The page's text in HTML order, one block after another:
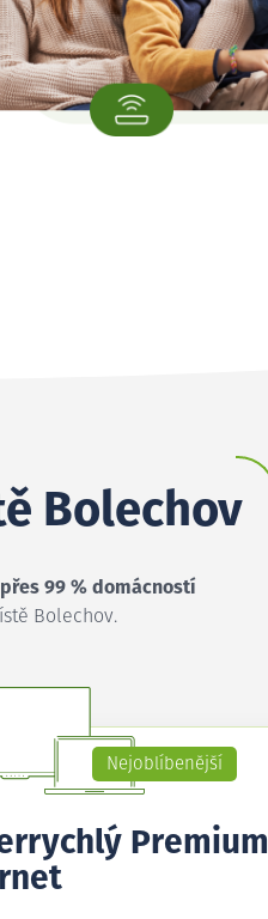
Bolechov
99 % domácností
Bolechov.
Nejoblíbenější
Premium